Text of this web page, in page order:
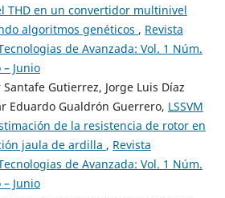
THD en un convertidor multinivel
algoritmos genéticos , Revista
de Avanzada: Vol. 1 Núm.
– Junio
Gutierrez, Jorge Luis Díaz
Eduardo Gualdrón Guerrero, LSSVM
de la resistencia de rotor en
jaula de ardilla , Revista
de Avanzada: Vol. 1 Núm.
– Junio